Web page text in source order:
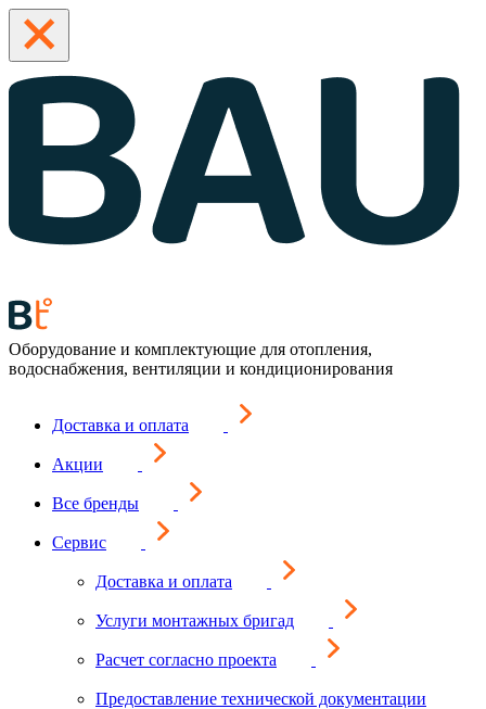
Оборудование и комплектующие для отопления,
водоснабжения, вентиляции и кондиционирования
Доставка и оплата
Акции
Все бренды
Сервис
Доставка и оплата
Услуги монтажных бригад
Расчет согласно проекта
Предоставление технической документации